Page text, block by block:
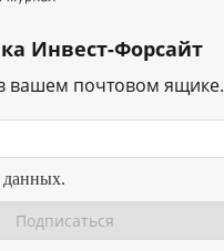
Инвест-Форсайт
вашем почтовом ящике.
данных.